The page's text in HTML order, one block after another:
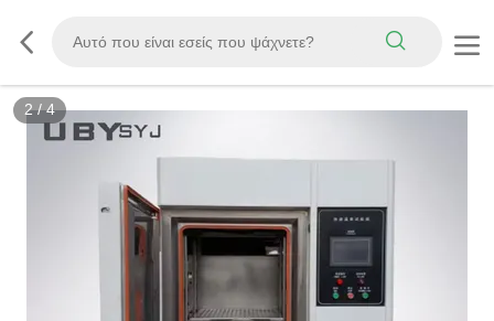
3/4